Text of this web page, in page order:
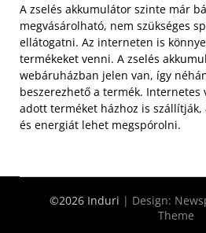
A zselés akkumulátor szinte már
megvásárolható, nem szükséges
ellátogatni. Az interneten is
termékeket venni. A zselés
webáruházban jelen van, így
beszerezhető a termék. Internetes
adott terméket házhoz is
és energiát lehet megspórolni.
©2026 Induri | Design:
Theme